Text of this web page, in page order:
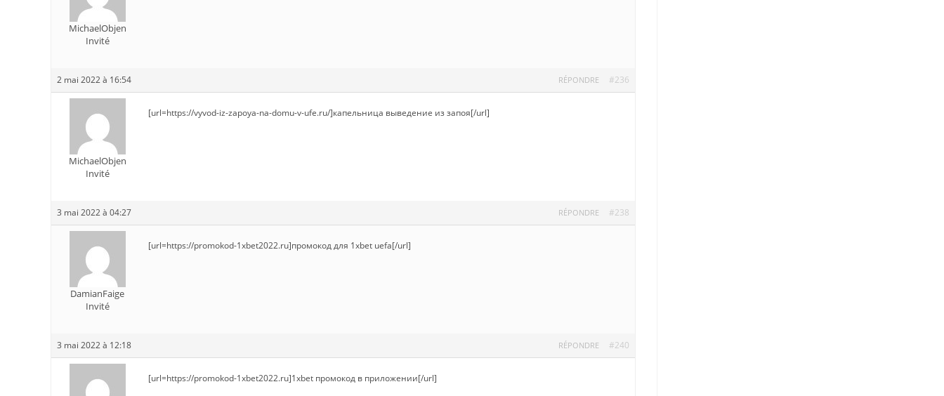
MichaelObjen
Invité
2 mai 2022 à 16:54 #236
RÉPONDRE
MichaelObjen
Invité
[url=https://vyvod-iz-zapoya-na-domu-v-ufe.ru/]капельница выведение из запоя[/url]
3 mai 2022 à 04:27 #238
RÉPONDRE
DamianFaige
Invité
[url=https://promokod-1xbet2022.ru]промокод для 1xbet uefa[/url]
3 mai 2022 à 12:18 #240
RÉPONDRE
[url=https://promokod-1xbet2022.ru]1xbet промокод в приложении[/url]